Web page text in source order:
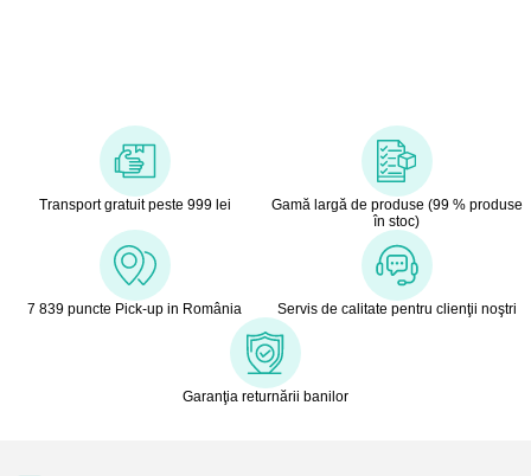
Transport gratuit peste 999 lei
Gamă largă de produse (99 % produse
în stoc)
7 839 puncte Pick-up in România Servis de calitate pentru clienţii noştri
Garanţia returnării banilor